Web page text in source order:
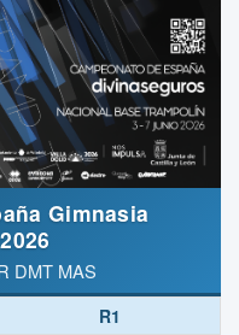
Gimnasia
DMT MAS
R1